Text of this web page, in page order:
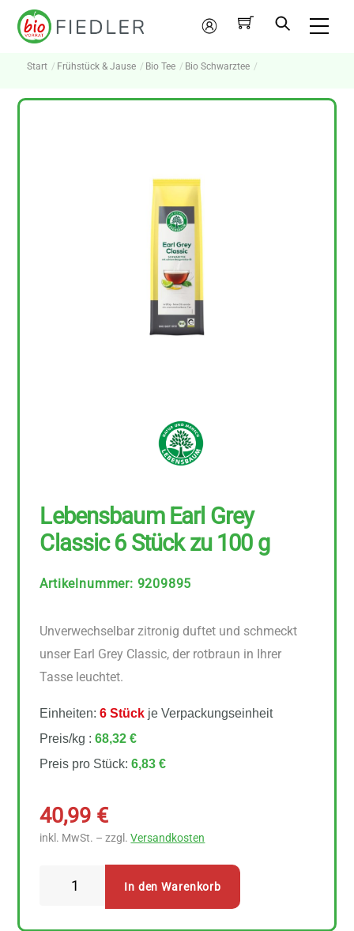
Skip
Mein
Konto
Start Frühstück & Jause Bio Tee Bio Schwarztee
Lebensbaum Earl Grey
Classic 6 Stück zu 100 g
Artikelnummer: 9209895
Unverwechselbar zitronig duftet und schmeckt
unser Earl Grey Classic, der rotbraun in Ihrer
Tasse leuchtet.
Einheiten:6 Stück je Verpackungseinheit
Preis/kg :68,32 €
Preis pro Stück:6,83 €
40,99 €
inkl. MwSt. – zzgl.Versandkosten
In den Warenkorb